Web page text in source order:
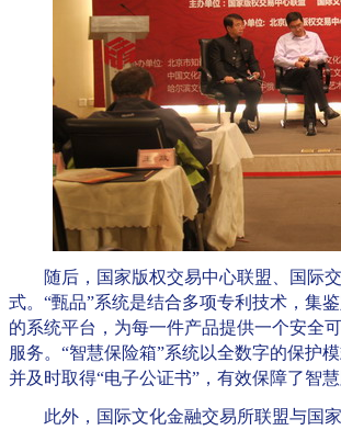
随后，国家版权交易中心联盟、国际交
式。“甄品”系统是结合多项专利技术，集
的系统平台，为每一件产品提供一个安全
服务。“智慧保险箱”系统以全数字的保护
并及时取得“电子公证书”，有效保障了智
此外，国际文化金融交易所联盟与国家